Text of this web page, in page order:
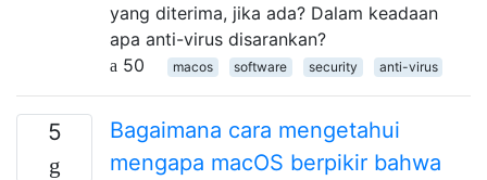
yang diterima, jika ada? Dalam keadaan
apa anti-virus disarankan?
50
macos software security anti-virus
5
Bagaimana cara mengetahui
mengapa macOS berpikir bahwa